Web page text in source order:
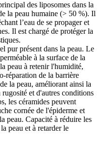
des liposomes dans la
la peau humaine (> 50 %). Il
l’eau de se propager et
Il est chargé de protéger la
pur présent dans la peau. Le
à la surface de la
peau à retenir l'humidité,
réparation de la barrière
la peau, améliorant ainsi la
rugosité et d'autres conditions
les céramides peuvent
cornée de l'épiderme et
peau. Capacité à réduire les
peau et à retarder le